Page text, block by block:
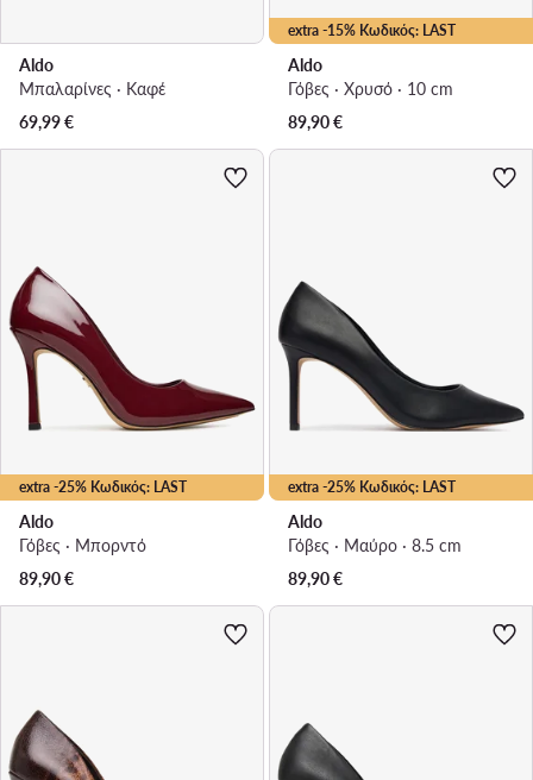
Aldo
Μπαλαρίνες · Καφέ
69,99€
extra -15% Κωδικός: LAST
Aldo
Γόβες · Χρυσό · 10 cm
89,90€
extra -25% Κωδικός: LAST
Aldo
Γόβες · Μπορντό
89,90€
extra -25% Κωδικός: LAST
Aldo
Γόβες · Μαύρο · 8.5 cm
89,90€